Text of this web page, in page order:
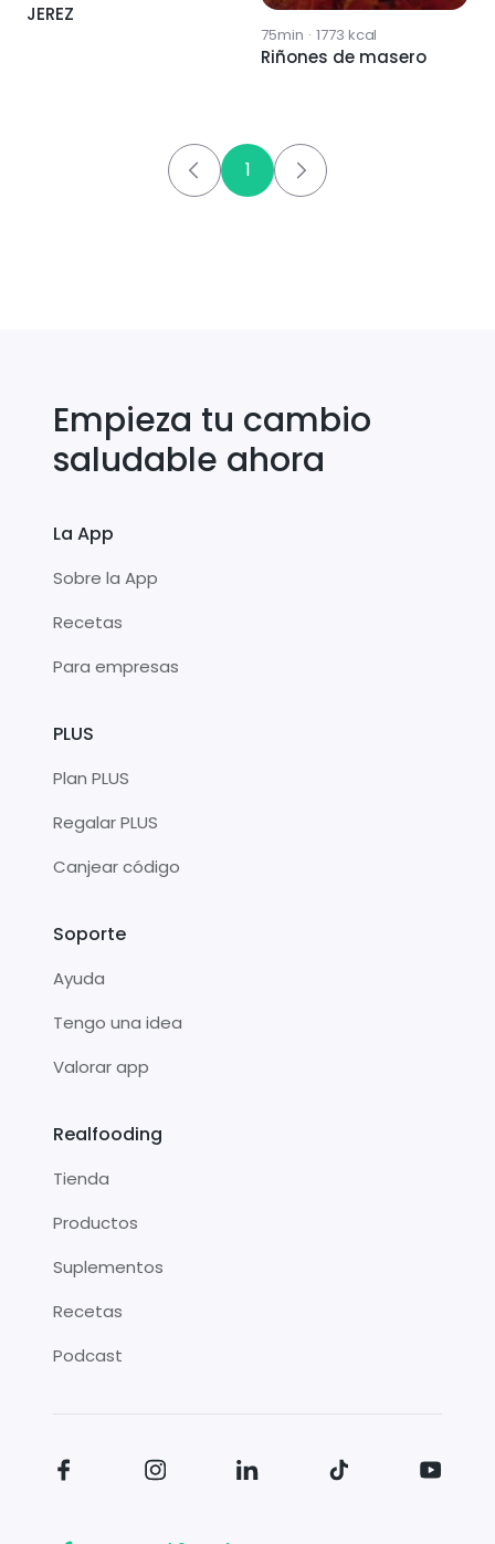
JEREZ
75min · 1773 kcal
Riñones de masero
1
Empieza tu cambio
saludable ahora
La App
Sobre la App
Recetas
Para empresas
PLUS
Plan PLUS
Regalar PLUS
Canjear código
Soporte
Ayuda
Tengo una idea
Valorar app
Realfooding
Tienda
Productos
Suplementos
Recetas
Podcast